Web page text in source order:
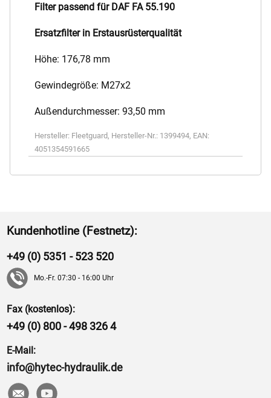
Filter passend für DAF FA 55.190
Ersatzfilter in Erstausrüsterqualität
Höhe: 176,78 mm
Gewindegröße: M27x2
Außendurchmesser: 93,50 mm
Hersteller: Fleetguard , Hersteller-Nr.: 1399494, EAN:
4051354591665
Kundenhotline (Festnetz):
+49 (0) 5351 - 523 520
Mo.-Fr. 07:30 - 16:00 Uhr
Fax (kostenlos):
+49 (0) 800 - 498 326 4
E-Mail:
info@hytec-hydraulik.de